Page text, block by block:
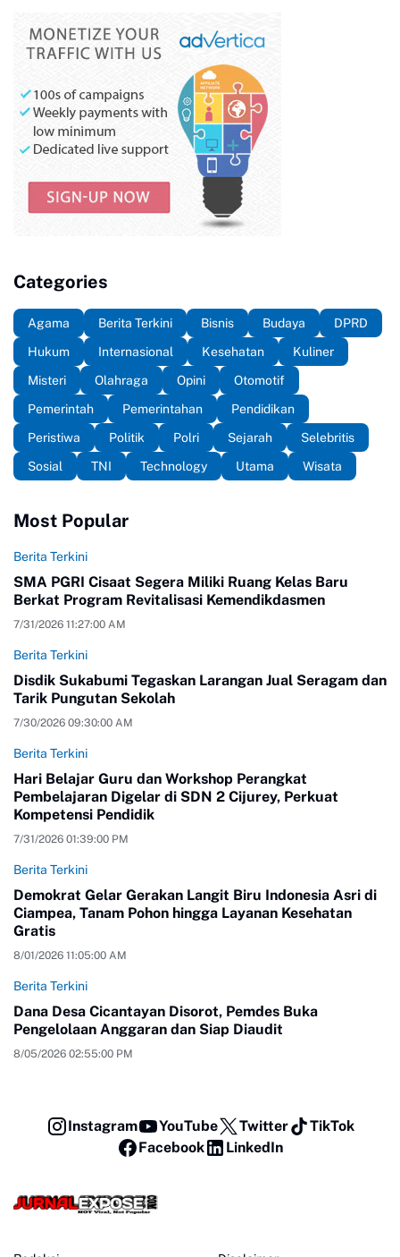
Categories
Agama Berita Terkini Bisnis Budaya
DPRD
Hukum
Internasional Kesehatan
Kuliner
Misteri
Olahraga Opini
Otomotif
Pemerintah
Pemerintahan
Pendidikan
Peristiwa
Politik Polri Sejarah
Selebritis
Sosial
TNI Technology Utama Wisata
Most Popular
Berita Terkini
SMA PGRI Cisaat Segera Miliki Ruang Kelas Baru
Berkat Program Revitalisasi Kemendikdasmen
7/31/2026 11:27:00 AM
Berita Terkini
Disdik Sukabumi Tegaskan Larangan Jual Seragam dan
Tarik Pungutan Sekolah
7/30/2026 09:30:00 AM
Berita Terkini
Hari Belajar Guru dan Workshop Perangkat
Pembelajaran Digelar di SDN 2 Cijurey, Perkuat
Kompetensi Pendidik
7/31/2026 01:39:00 PM
Berita Terkini
Demokrat Gelar Gerakan Langit Biru Indonesia Asri di
Ciampea, Tanam Pohon hingga Layanan Kesehatan
Gratis
8/01/2026 11:05:00 AM
Berita Terkini
Dana Desa Cicantayan Disorot, Pemdes Buka
Pengelolaan Anggaran dan Siap Diaudit
8/05/2026 02:55:00 PM
Instagram YouTube Twitter
TikTok
Facebook
LinkedIn